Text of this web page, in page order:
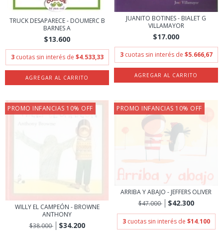
TRUCK DESAPARECE - DOUMERC B
BARNES A
$13.600
3 cuotas sin interés de $4.533,33
JUANITO BOTINES - BIALET G
VILLAMAYOR
$17.000
3 cuotas sin interés de $5.666,67
PROMO INFANCIAS 10% OFF
WILLY EL CAMPEÓN - BROWNE
ANTHONY
$38.000
$34.200
PROMO INFANCIAS 10% OFF
ARRIBA Y ABAJO - JEFFERS OLIVER
$47.000
$42.300
3 cuotas sin interés de $14.100